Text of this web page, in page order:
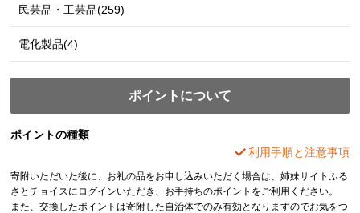
民芸品・工芸品(259)
電化製品(4)
ポイントについて
ポイントの種類
利用手順と注意事項
寄附いただいた後に、お礼の品をお申し込みいただく場合は、姉妹サイトふる
さとチョイスにログインいただき、お手持ちのポイントをご利用ください。
また、交換したポイントは寄附した自治体でのみ有効となりますのでお気をつ